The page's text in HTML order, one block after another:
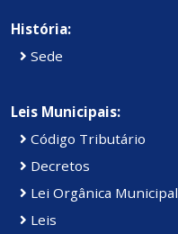
História:
Sede
Leis Municipais:
Código Tributário
Decretos
Lei Orgânica Municipal
Leis